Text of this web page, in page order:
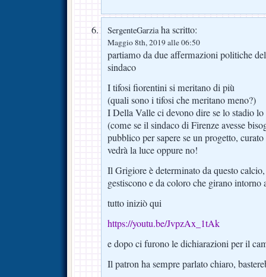
SergenteGarziaha scritto:
Maggio 8th, 2019 alle 06:50
partiamo da due affermazioni politiche
sindaco
I tifosi fiorentini si meritano di più
(quali sono i tifosi che meritano meno?)
I Della Valle ci devono dire se lo stadio
(come se il sindaco di Firenze avesse
pubblico per sapere se un progetto,
vedrà la luce oppure no!
Il Grigiore è determinato da questo
gestiscono e da coloro che girano intorno
tutto iniziò qui
https://youtu.be/JvpzAx_1tAk
e dopo ci furono le dichiarazioni per il
Il patron ha sempre parlato chiaro,